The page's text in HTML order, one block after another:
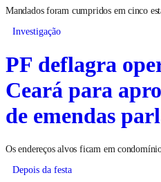
Mandados foram cumpridos em cinco
Investigação
PF deflagra
Ceará para
de emendas
Os endereços alvos ficam em
Depois da festa